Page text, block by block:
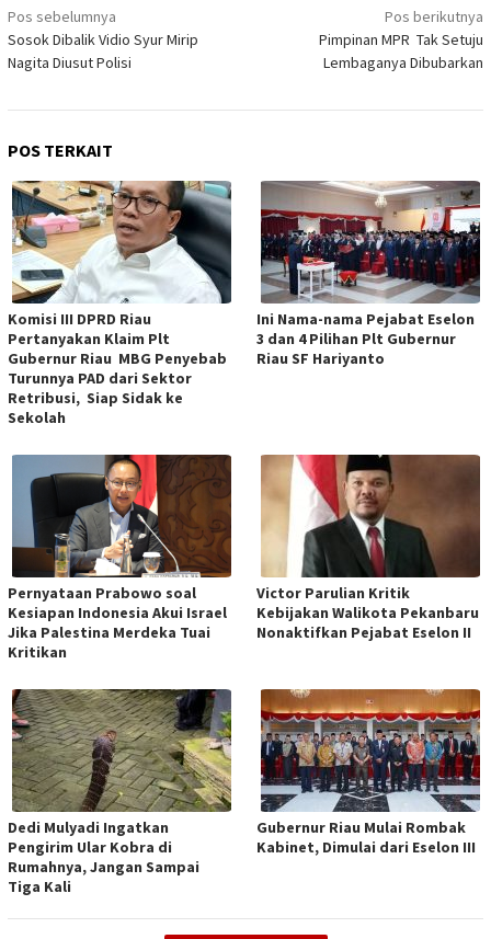
Navigasi
pos
Pos sebelumnya
Sosok Dibalik Vidio Syur Mirip
Nagita Diusut Polisi
Pos berikutnya
Pimpinan MPR Tak Setuju
Lembaganya Dibubarkan
POS TERKAIT
Komisi III DPRD Riau
Pertanyakan Klaim Plt
Gubernur Riau MBG Penyebab
Turunnya PAD dari Sektor
Retribusi, Siap Sidak ke
Sekolah
Ini Nama-nama Pejabat Eselon
3 dan 4 Pilihan Plt Gubernur
Riau SF Hariyanto
Pernyataan Prabowo soal
Kesiapan Indonesia Akui Israel
Jika Palestina Merdeka Tuai
Kritikan
Victor Parulian Kritik
Kebijakan Walikota Pekanbaru
Nonaktifkan Pejabat Eselon II
Dedi Mulyadi Ingatkan
Pengirim Ular Kobra di
Rumahnya, Jangan Sampai
Tiga Kali
Gubernur Riau Mulai Rombak
Kabinet, Dimulai dari Eselon III